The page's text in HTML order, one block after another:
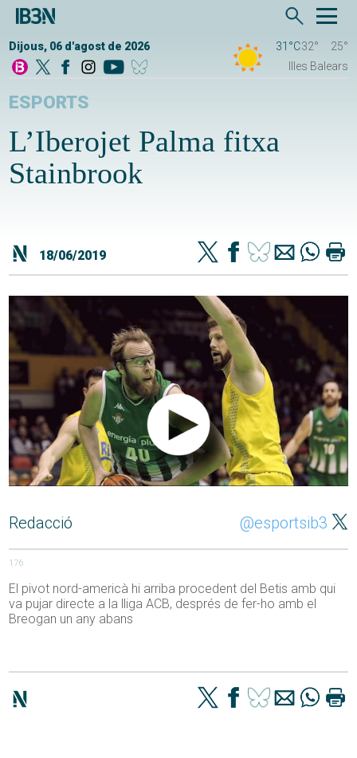
Dijous, 06 d'agost de 2026 31°C32°
25°
Illes Balears
ESPORTS
L’Iberojet Palma fitxa
Stainbrook
18/06/2019
Redacció @esportsib3
176
El pivot nord-americà hi arriba procedent del Betis amb qui
va pujar directe a la lliga ACB, després de fer-ho amb el
Breogan un any abans